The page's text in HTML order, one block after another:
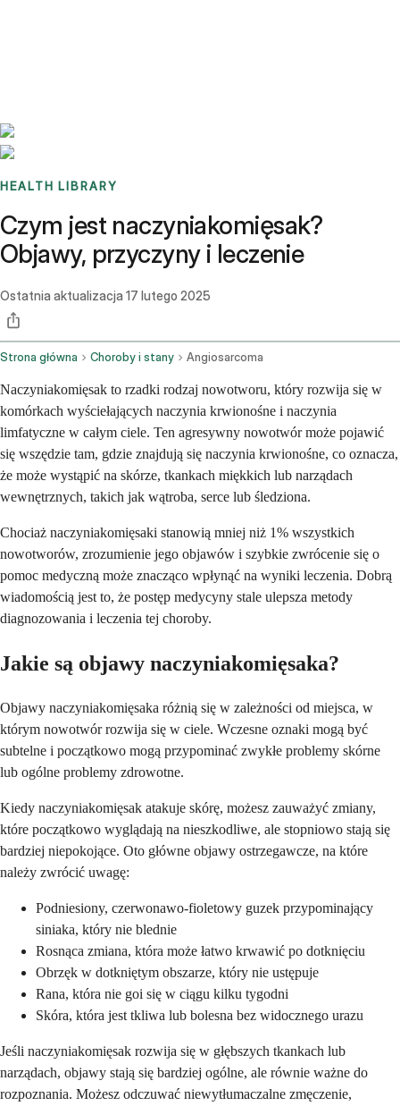
HEALTH LIBRARY
Czym jest naczyniakomięsak?
Objawy, przyczyny i leczenie
Ostatnia aktualizacja 17 lutego 2025
Strona główna Choroby i stany Angiosarcoma
Naczyniakomięsak to rzadki rodzaj nowotworu, który rozwija się w
komórkach wyściełających naczynia krwionośne i naczynia
limfatyczne w całym ciele. Ten agresywny nowotwór może pojawić
się wszędzie tam, gdzie znajdują się naczynia krwionośne, co oznacza,
że może wystąpić na skórze, tkankach miękkich lub narządach
wewnętrznych, takich jak wątroba, serce lub śledziona.
Chociaż naczyniakomięsaki stanowią mniej niż 1% wszystkich
nowotworów, zrozumienie jego objawów i szybkie zwrócenie się o
pomoc medyczną może znacząco wpłynąć na wyniki leczenia. Dobrą
wiadomością jest to, że postęp medycyny stale ulepsza metody
diagnozowania i leczenia tej choroby.
Jakie są objawy naczyniakomięsaka?
Objawy naczyniakomięsaka różnią się w zależności od miejsca, w
którym nowotwór rozwija się w ciele. Wczesne oznaki mogą być
subtelne i początkowo mogą przypominać zwykłe problemy skórne
lub ogólne problemy zdrowotne.
Kiedy naczyniakomięsak atakuje skórę, możesz zauważyć zmiany,
które początkowo wyglądają na nieszkodliwe, ale stopniowo stają się
bardziej niepokojące. Oto główne objawy ostrzegawcze, na które
należy zwrócić uwagę:
Podniesiony, czerwonawo-fioletowy guzek przypominający
siniaka, który nie blednie
Rosnąca zmiana, która może łatwo krwawić po dotknięciu
Obrzęk w dotkniętym obszarze, który nie ustępuje
Rana, która nie goi się w ciągu kilku tygodni
Skóra, która jest tkliwa lub bolesna bez widocznego urazu
Jeśli naczyniakomięsak rozwija się w głębszych tkankach lub
narządach, objawy stają się bardziej ogólne, ale równie ważne do
rozpoznania. Możesz odczuwać niewytłumaczalne zmęczenie,